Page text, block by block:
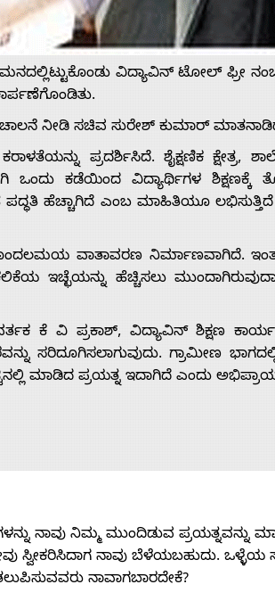
ವಿದ್ಯಾವಿನ್ ಟೋಲ್ ಫ್ರೀ
ನೀಡಿ ಸಚಿವ ಸುರೇಶ್ ಕುಮಾರ್
ಪ್ರದರ್ಶಿಸಿದೆ. ಶೈಕ್ಷಣಿಕ ಕ್ಷೇತ್ರ,
ಕಡೆಯಿಂದ ವಿದ್ಯಾರ್ಥಿಗಳ ಶಿಕ್ಷಣಕ್ಕೆ
ಪದ್ಧತಿ ಹೆಚ್ಚಾಗಿದೆ ಎಂಬ ಮಾಹಿತಿ‌ಯೂ
ವಾತಾವರಣ ನಿರ್ಮಾಣ‌ವಾಗಿದೆ.
ಇಚ್ಛೆ‌ಯನ್ನು ಹೆಚ್ಚಿಸಲು
ಕೆ ವಿ ಪ್ರಕಾಶ್, ವಿದ್ಯಾವಿನ್ ಶಿಕ್ಷಣ
ಸರಿದೂಗಿಸಲಾಗುವುದು. ಗ್ರಾಮೀಣ
ಮಾಡಿದ ಪ್ರಯತ್ನ ಇದಾಗಿದೆ ಎಂದು ಅಭಿಪ್ರಾಯ
ನಾವು ನಿಮ್ಮ ಮುಂದಿಡುವ ಪ್ರಯತ್ನವನ್ನು
ಸ್ವೀಕರಿಸಿದಾಗ ನಾವು ಬೆಳೆಯಬಹುದು. ಒಳ್ಳೆಯ
ನಾವಾಗಬಾರದೇಕೆ?